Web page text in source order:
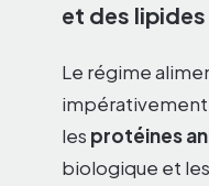
et des lipides
Le régime
impérativement
les protéines
biologique et les